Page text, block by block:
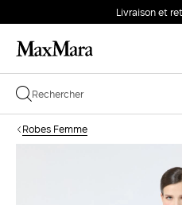
Livraison et
Robes Femme